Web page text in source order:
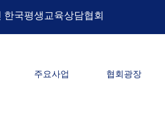
한국평생교육상담협회
주요사업 협회광장